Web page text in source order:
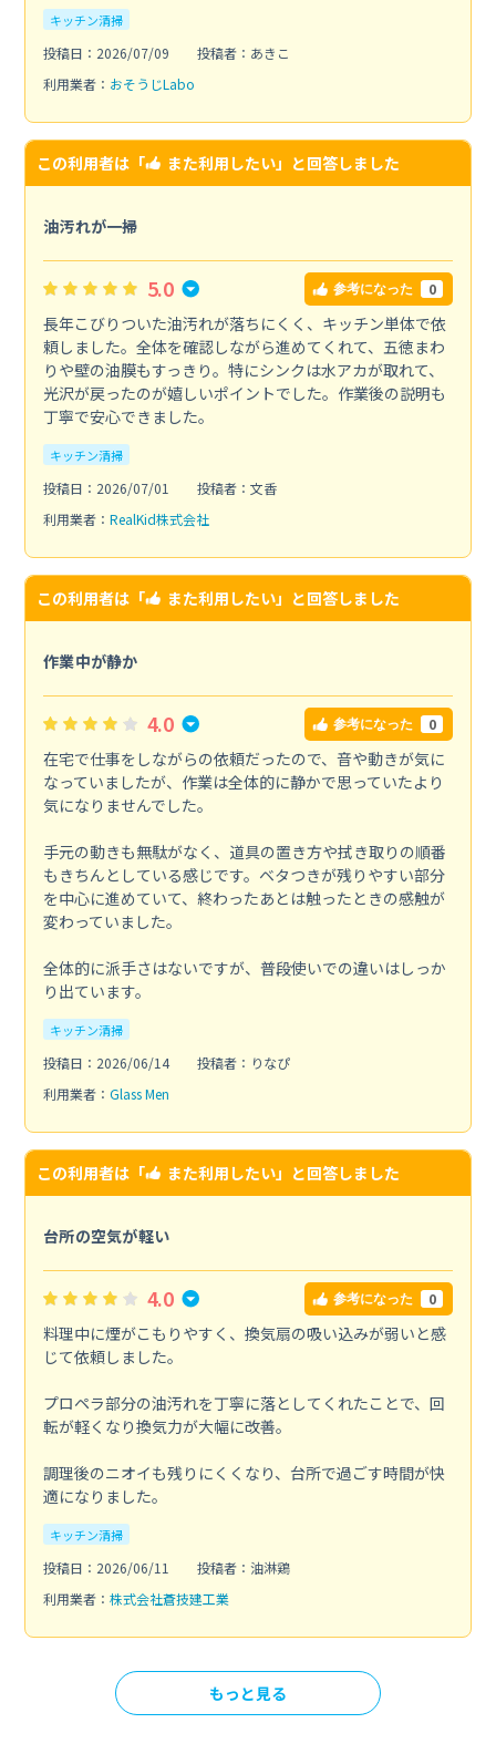
キッチン清掃
投稿日：2026/07/09
投稿者：あきこ
利用業者： おそうじLabo
この利用者は「 また利用したい」と回答しました
油汚れが一掃
5.0 参考になった 0
長年こびりついた油汚れが落ちにくく、キッチン単体で依
頼しました。全体を確認しながら進めてくれて、五徳まわ
りや壁の油膜もすっきり。特にシンクは水アカが取れて、
光沢が戻ったのが嬉しいポイントでした。作業後の説明も
丁寧で安心できました。
キッチン清掃
投稿日：2026/07/01
投稿者：文香
利用業者： RealKid株式会社
この利用者は「 また利用したい」と回答しました
作業中が静か
4.0 参考になった 0
在宅で仕事をしながらの依頼だったので、音や動きが気に
なっていましたが、作業は全体的に静かで思っていたより
気になりませんでした。
手元の動きも無駄がなく、道具の置き方や拭き取りの順番
もきちんとしている感じです。ベタつきが残りやすい部分
を中心に進めていて、終わったあとは触ったときの感触が
変わっていました。
全体的に派手さはないですが、普段使いでの違いはしっか
り出ています。
キッチン清掃
投稿日：2026/06/14
投稿者：りなぴ
利用業者： Glass Men
この利用者は「 また利用したい」と回答しました
台所の空気が軽い
4.0 参考になった 0
料理中に煙がこもりやすく、換気扇の吸い込みが弱いと感
じて依頼しました。
プロペラ部分の油汚れを丁寧に落としてくれたことで、回
転が軽くなり換気力が大幅に改善。
調理後のニオイも残りにくくなり、台所で過ごす時間が快
適になりました。
キッチン清掃
投稿日：2026/06/11
投稿者：油淋鶏
利用業者： 株式会社蒼技建工業
もっと見る